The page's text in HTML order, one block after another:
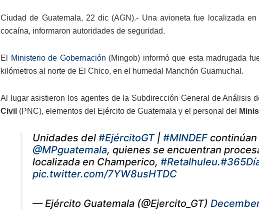
Ciudad de Guatemala, 22 dic (AGN).- Una avioneta fue localizada en
cocaína, informaron autoridades de seguridad.
El Ministerio de Gobernación (Mingob) informó que esta madrugada
kilómetros al norte de El Chico, en el humedal Manchón Guamuchal.
Al lugar asistieron los agentes de la Subdirección General de Análisis
Civil (PNC), elementos del Ejército de Guatemala y el personal del
Unidades del #EjércitoGT| #MINDEF
@MPguatemala, quienes se encuentran
localizada en Champerico, #Retalhuleu.
pic.twitter.com/7YW8usHTDC
— Ejército Guatemala (@Ejercito_GT)